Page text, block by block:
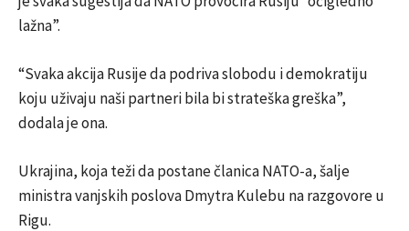
lažna”.
“Svaka akcija Rusije da podriva slobodu i demokratiju
koju uživaju naši partneri bila bi strateška greška”,
dodala je ona.
Ukrajina, koja teži da postane članica NATO-a, šalje
ministra vanjskih poslova Dmytra Kulebu na razgovore u
Rigu.